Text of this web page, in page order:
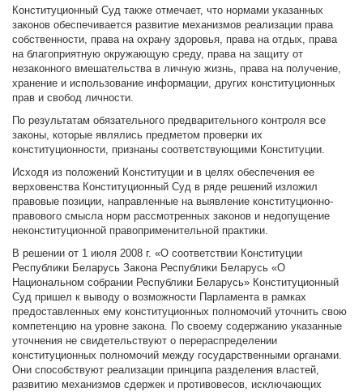
Конституционный Суд также отмечает, что нормами указанных
законов обеспечивается развитие механизмов реализации права
собственности, права на охрану здоровья, права на отдых, права
на благоприятную окружающую среду, права на защиту от
незаконного вмешательства в личную жизнь, права на получение,
хранение и использование информации, других конституционных
прав и свобод личности.
По результатам обязательного предварительного контроля все
законы, которые являлись предметом проверки их
конституционности, признаны соответствующими Конституции.
Исходя из положений Конституции и в целях обеспечения ее
верховенства Конституционный Суд в ряде решений изложил
правовые позиции, направленные на выявление конституционно-
правового смысла норм рассмотренных законов и недопущение
неконституционной правоприменительной практики.
В решении от 1 июля 2008 г. «О соответствии Конституции
Республики Беларусь Закона Республики Беларусь «О
Национальном собрании Республики Беларусь» Конституционный
Суд пришел к выводу о возможности Парламента в рамках
предоставленных ему конституционных полномочий уточнить свою
компетенцию на уровне закона. По своему содержанию указанные
уточнения не свидетельствуют о перераспределении
конституционных полномочий между государственными органами.
Они способствуют реализации принципа разделения властей,
развитию механизмов сдержек и противовесов, исключающих